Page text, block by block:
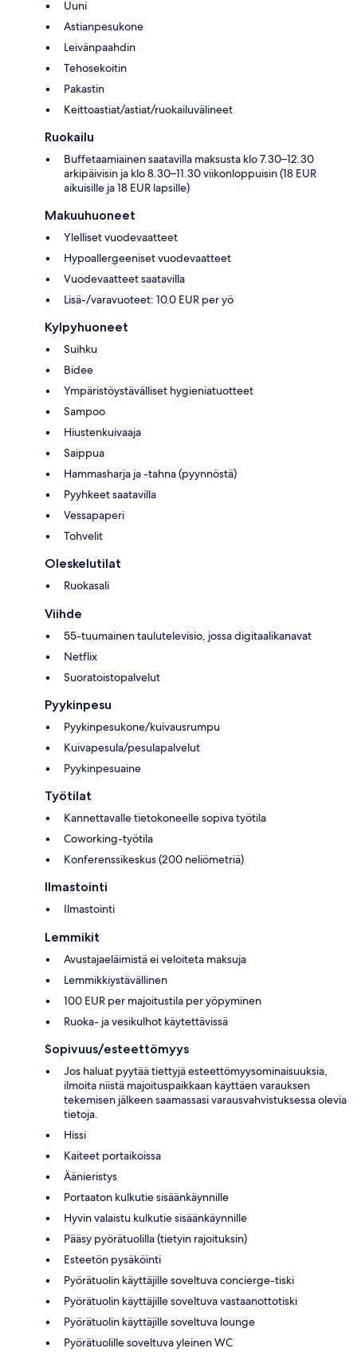
Uuni
Astianpesukone
Leivänpaahdin
Tehosekoitin
Pakastin
Keittoastiat/astiat/ruokailuvälineet
Ruokailu
Buffetaamiainen saatavilla maksusta klo 7.30–12.30
arkipäivisin ja klo 8.30–11.30 viikonloppuisin (18 EUR
aikuisille ja 18 EUR lapsille)
Makuuhuoneet
Ylelliset vuodevaatteet
Hypoallergeeniset vuodevaatteet
Vuodevaatteet saatavilla
Lisä-/varavuoteet: 10.0 EUR per yö
Kylpyhuoneet
Suihku
Bidee
Ympäristöystävälliset hygieniatuotteet
Sampoo
Hiustenkuivaaja
Saippua
Hammasharja ja -tahna (pyynnöstä)
Pyyhkeet saatavilla
Vessapaperi
Tohvelit
Oleskelutilat
Ruokasali
Viihde
55-tuumainen taulutelevisio, jossa digitaalikanavat
Netflix
Suoratoistopalvelut
Pyykinpesu
Pyykinpesukone/kuivausrumpu
Kuivapesula/pesulapalvelut
Pyykinpesuaine
Työtilat
Kannettavalle tietokoneelle sopiva työtila
Coworking-työtila
Konferenssikeskus (200 neliömetriä)
Ilmastointi
Ilmastointi
Lemmikit
Avustajaeläimistä ei veloiteta maksuja
Lemmikkiystävällinen
100 EUR per majoitustila per yöpyminen
Ruoka- ja vesikulhot käytettävissä
Sopivuus/esteettömyys
Jos haluat pyytää tiettyjä esteettömyysominaisuuksia,
ilmoita niistä majoituspaikkaan käyttäen varauksen
tekemisen jälkeen saamassasi varausvahvistuksessa olevia
tietoja.
Hissi
Kaiteet portaikoissa
Äänieristys
Portaaton kulkutie sisäänkäynnille
Hyvin valaistu kulkutie sisäänkäynnille
Pääsy pyörätuolilla (tietyin rajoituksin)
Esteetön pysäköinti
Pyörätuolin käyttäjille soveltuva concierge-tiski
Pyörätuolin käyttäjille soveltuva vastaanottotiski
Pyörätuolin käyttäjille soveltuva lounge
Pyörätuolille soveltuva yleinen WC